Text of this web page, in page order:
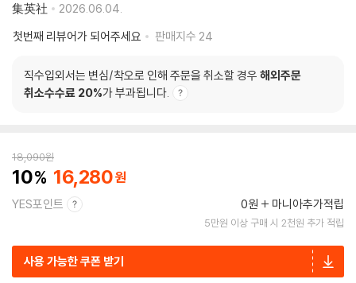
集英社
2026.06.04.
첫번째 리뷰어가 되어주세요
판매지수 24
직수입외서는 변심/착오로 인해 주문을 취소할 경우 해외주문
취소수수료 20%가 부과됩니다.
18,090원
10 16,280
YES포인트 0원 마니아추가적립
5만원 이상 구매 시 2천원 추가 적립
사용 가능한 쿠폰 받기